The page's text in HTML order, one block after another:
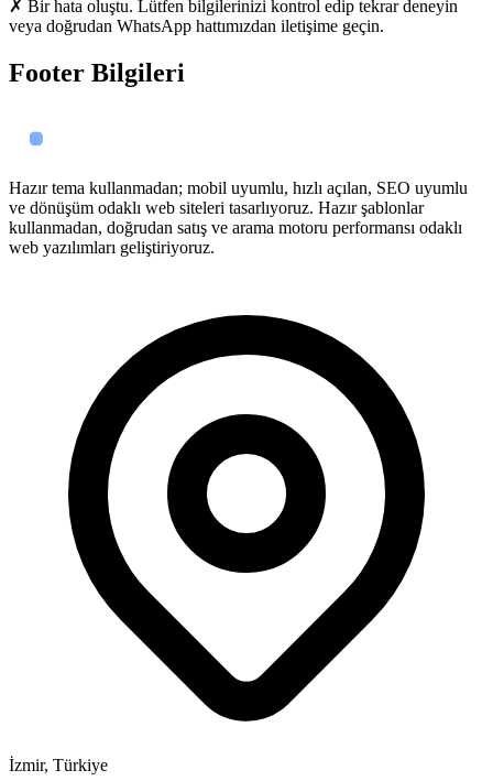
✗ Bir hata oluştu. Lütfen bilgilerinizi kontrol edip tekrar deneyin
veya doğrudan WhatsApp hattımızdan iletişime geçin.
Footer Bilgileri
Hazır tema kullanmadan; mobil uyumlu, hızlı açılan, SEO uyumlu
ve dönüşüm odaklı web siteleri tasarlıyoruz. Hazır şablonlar
kullanmadan, doğrudan satış ve arama motoru performansı odaklı
web yazılımları geliştiriyoruz.
İzmir, Türkiye